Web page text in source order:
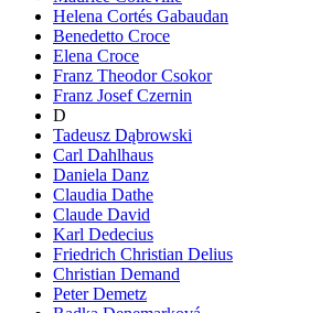
Helena Cortés Gabaudan
Benedetto Croce
Elena Croce
Franz Theodor Csokor
Franz Josef Czernin
D
Tadeusz Dąbrowski
Carl Dahlhaus
Daniela Danz
Claudia Dathe
Claude David
Karl Dedecius
Friedrich Christian Delius
Christian Demand
Peter Demetz